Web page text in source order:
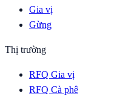
Gia vị
Gừng
Thị trường
RFQ Gia vị
RFQ Cà phê